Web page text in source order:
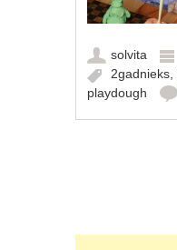
solvita
2gadnieks
playdough